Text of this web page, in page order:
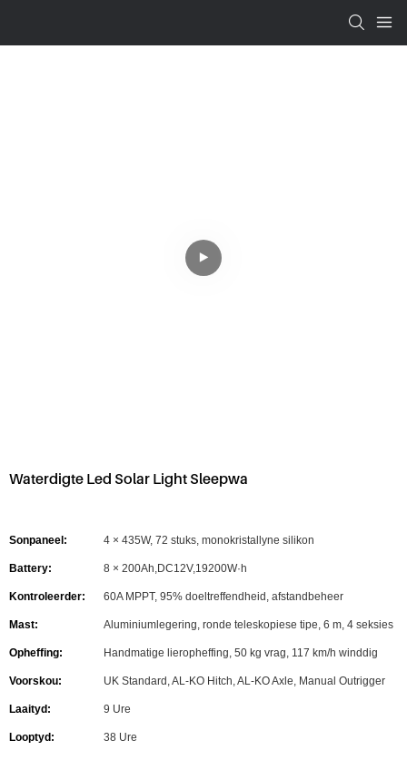
Waterdigte Led Solar Light Sleepwa
Sonpaneel: 4 × 435W, 72 stuks, monokristallyne silikon
Battery: 8 × 200Ah,DC12V,19200W·h
Kontroleerder: 60A MPPT, 95% doeltreffendheid, afstandbeheer
Mast: Aluminiumlegering, ronde teleskopiese tipe, 6 m, 4 seksies
Opheffing: Handmatige lieropheffing, 50 kg vrag, 117 km/h winddig
Voorskou: UK Standard, AL-KO Hitch, AL-KO Axle, Manual Outrigger
Laaityd: 9 Ure
Looptyd: 38 Ure